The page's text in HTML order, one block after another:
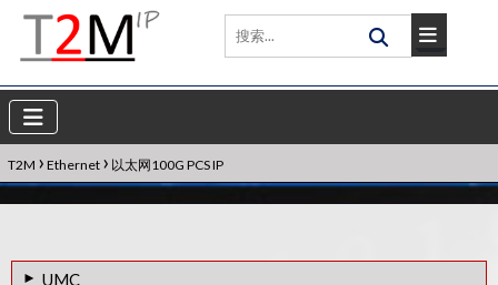
T2M › Ethernet › 以太网100G PCS IP
UMC